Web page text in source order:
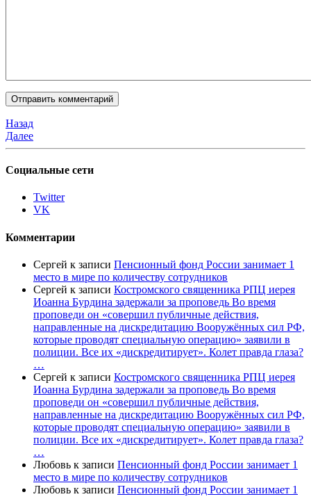
Назад
Далее
Социальные сети
Twitter
VK
Комментарии
Сергей к записи Пенсионный фонд России занимает 1
место в мире по количеству сотрудников
Сергей к записи Костромского священника РПЦ иерея
Иоанна Бурдина задержали за проповедь Во время
проповеди он «совершил публичные действия,
направленные на дискредитацию Вооружённых сил РФ,
которые проводят специальную операцию» заявили в
полиции. Все их «дискредитирует». Колет правда глаза?
…
Сергей к записи Костромского священника РПЦ иерея
Иоанна Бурдина задержали за проповедь Во время
проповеди он «совершил публичные действия,
направленные на дискредитацию Вооружённых сил РФ,
которые проводят специальную операцию» заявили в
полиции. Все их «дискредитирует». Колет правда глаза?
…
Любовь к записи Пенсионный фонд России занимает 1
место в мире по количеству сотрудников
Любовь к записи Пенсионный фонд России занимает 1